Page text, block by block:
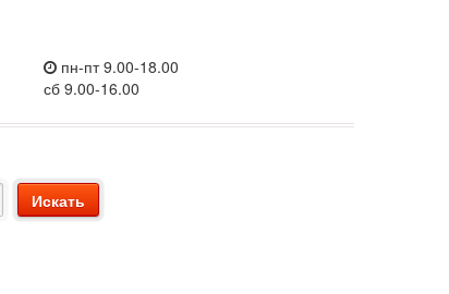
пн-пт 9.00-18.00
сб 9.00-16.00